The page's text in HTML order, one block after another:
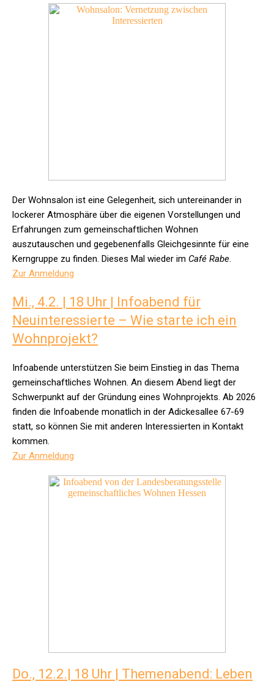
Der Wohnsalon ist eine Gelegenheit, sich untereinander in
lockerer Atmosphäre über die eigenen Vorstellungen und
Erfahrungen zum gemeinschaftlichen Wohnen
auszutauschen und gegebenenfalls Gleichgesinnte für eine
Kerngruppe zu finden. Dieses Mal wieder im Café Rabe.
Zur Anmeldung
Mi., 4.2. | 18 Uhr | Infoabend für
Neuinteressierte – Wie starte ich ein
Wohnprojekt?
Infoabende unterstützen Sie beim Einstieg in das Thema
gemeinschaftliches Wohnen. An diesem Abend liegt der
Schwerpunkt auf der Gründung eines Wohnprojekts. Ab 2026
finden die Infoabende monatlich in der Adickesallee 67-69
statt, so können Sie mit anderen Interessierten in Kontakt
kommen.
Zur Anmeldung
Do., 12.2.| 18 Uhr | Themenabend: Leben